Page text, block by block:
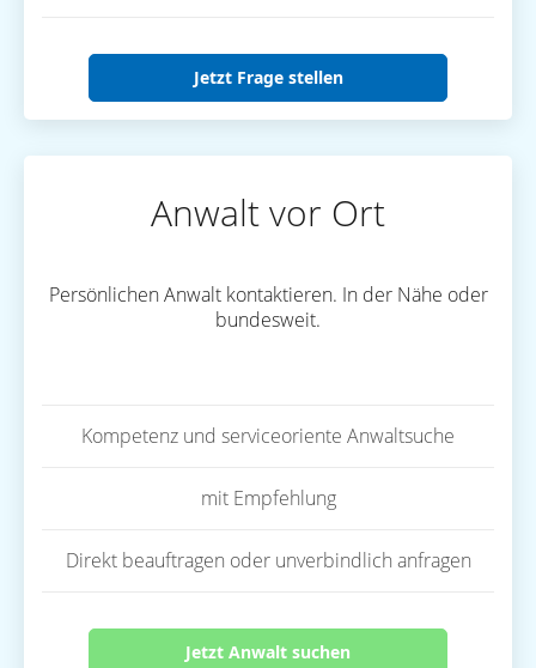
Jetzt Frage stellen
Anwalt vor Ort
Persönlichen Anwalt kontaktieren. In der Nähe oder
bundesweit.
Kompetenz und serviceoriente Anwaltsuche
mit Empfehlung
Direkt beauftragen oder unverbindlich anfragen
Jetzt Anwalt suchen